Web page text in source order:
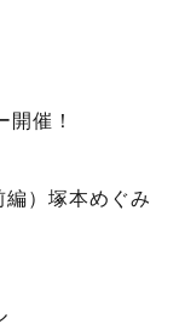
催！
）塚本めぐみ